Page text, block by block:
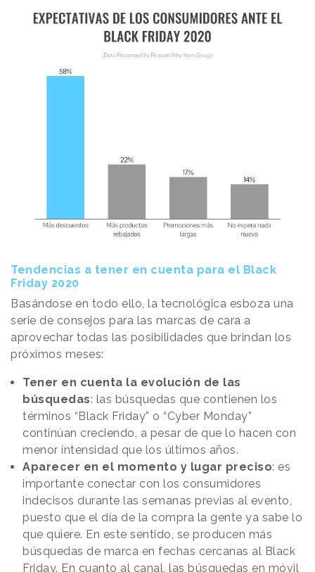
Tendencias a tener en cuenta para el Black
Friday 2020
Basándose en todo ello, la tecnológica esboza una
serie de consejos para las marcas de cara a
aprovechar todas las posibilidades que brindan los
próximos meses:
Tener en cuenta la evolución de las
búsquedas: las búsquedas que contienen los
términos “Black Friday” o “Cyber Monday”
continúan creciendo, a pesar de que lo hacen con
menor intensidad que los últimos años.
Aparecer en el momento y lugar preciso: es
importante conectar con los consumidores
indecisos durante las semanas previas al evento,
puesto que el día de la compra la gente ya sabe lo
que quiere. En este sentido, se producen más
búsquedas de marca en fechas cercanas al Black
Friday. En cuanto al canal, las búsquedas en móvil